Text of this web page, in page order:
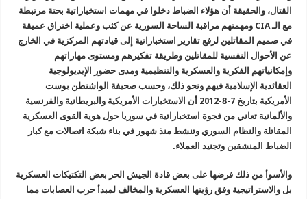
القتال، والحقيقة أن هؤلاء الضباط دخلوا في مهمات استخباراتية بحتة مرتبطة
مع الـCIA ومهمتهم مراقبة الساحة السورية عن كثب وعملية اختراق عميقة
في صميم المقاتلين لرفع تقارير استخباراتية إلى قيادتهم المركزية في الخارج
عن الأحوال النفسية للمقاتلين وطريقة تفكيرهم ومستوى مهاراتهم
وإمكانياتهم الفكرية والعسكرية والتنظيمية ومدى حضور الإيديولوجية
العقائدية الإسلامية فيهم ونحو ذلك، وحسب صحيفة الواشنطن بوست
الأمريكية بتاريخ 7-8-2012 أن الاستخبارات الأمريكية والبريطانية والفرنسية
والألمانية تعاني من فجوة استخباراتية في سوريا حول هوية القوى العسكرية
المقاتلة والنظام السوري وتنشط منذ شهور في بناء شبكة اتصالات مع كبار
الضباط المنشقين وتجنيد العملاء.
والأسوأ من ذلك فرضها على بعض قادة الجيش الحر بعض التكتيكات العسكرية
بل والاستراتيجية وفق رؤيتها العسكرية والمخالف لمبدأ حرب العصابات مما